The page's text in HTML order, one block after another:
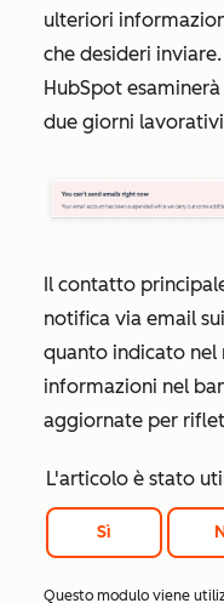
ulteriori
che desideri
HubSpot
due giorni
Il contatto
notifica via email
quanto indicato
informazioni nel
aggiornate per
L'articolo è stato
Sì
Questo modulo viene